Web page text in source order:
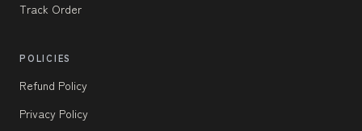
Track Order
POLICIES
Refund Policy
Privacy Policy